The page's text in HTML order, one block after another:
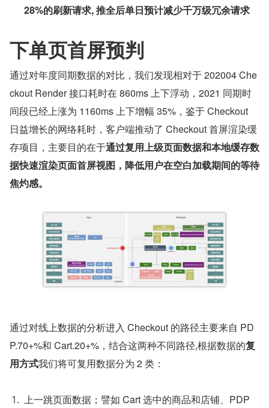
28%的刷新请求, 推全后单日预计减少千万级冗余请求
下单页首屏预判
通过对年度同期数据的对比，我们发现相对于 202004 Che
ckout Render 接口耗时在 860ms 上下浮动，2021 同期时
间段已经上涨为 1160ms 上下增幅 35%，鉴于 Checkout
日益增长的网络耗时，客户端推动了 Checkout 首屏渲染缓
存项目，主要目的在于通过复用上级页面数据和本地缓存数
据快速渲染页面首屏视图，降低用户在空白加载期间的等待
焦灼感。
通过对线上数据的分析进入 Checkout 的路径主要来自 PD
P.70+%和 Cart.20+%，结合这两种不同路径,根据数据的复
用方式我们将可复用数据分为 2 类：
上一跳页面数据；譬如 Cart 选中的商品和店铺、PDP